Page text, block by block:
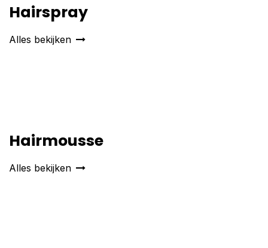
Hairspray
Alles bekijken
Hairmousse
Alles bekijken